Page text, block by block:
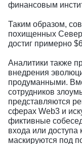
финансовым
Таким образом,
похищенных
достиг примерно
Аналитики также
внедрения
продуманными.
сотрудников
представляются
сферах Web3 и
фиктивные
входа или доступа
маскируются под